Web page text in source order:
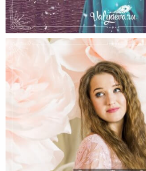
Что Самое Важное В Своей
Завтра?